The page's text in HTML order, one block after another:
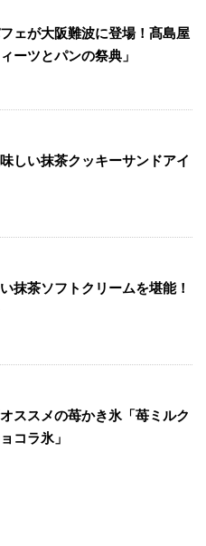
ェが大阪難波に登場！髙島屋
ーツとパンの祭典」
しい抹茶クッキーサンドアイ
抹茶ソフトクリームを堪能！
ススメの苺かき氷「苺ミルク
コラ氷」